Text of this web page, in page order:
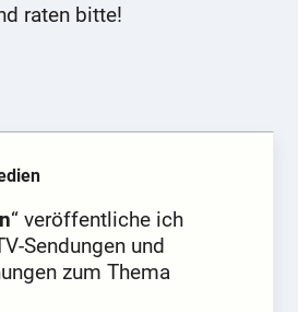
raten bitte!
“ veröffentliche ich
Sendungen und
zum Thema